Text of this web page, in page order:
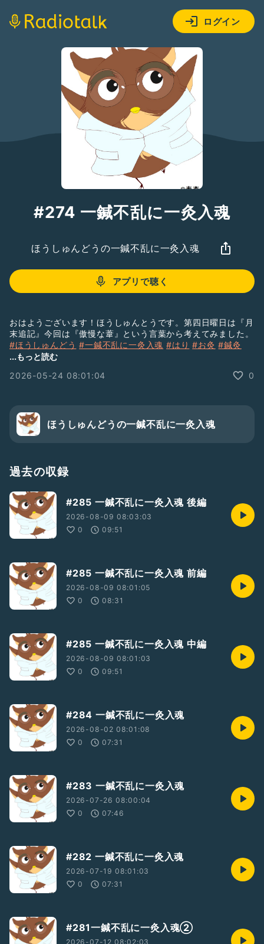
ログイン
#274 一鍼不乱に一灸入魂
ほうしゅんどうの一鍼不乱に一灸入魂
アプリで聴く
おはようございます！ほうしゅんとうです。第四日曜日は『月
末追記』今回は『傲慢な葦』という言葉から考えてみました。
#ほうしゅんどう #一鍼不乱に一灸入魂 #はり #お灸 #鍼灸
#月末追記 #傲慢な葦
...もっと読む
2026-05-24 08:01:04
0
ほうしゅんどうの一鍼不乱に一灸入魂
過去の収録
#285 一鍼不乱に一灸入魂 後編
2026-08-09 08:03:03
0
09:51
#285 一鍼不乱に一灸入魂 前編
2026-08-09 08:01:05
0
08:31
#285 一鍼不乱に一灸入魂 中編
2026-08-09 08:01:03
0
09:51
#284 一鍼不乱に一灸入魂
2026-08-02 08:01:08
0
07:31
#283 一鍼不乱に一灸入魂
2026-07-26 08:00:04
0
07:46
#282 一鍼不乱に一灸入魂
2026-07-19 08:01:03
0
07:31
#281一鍼不乱に一灸入魂②
2026-07-12 08:02:03